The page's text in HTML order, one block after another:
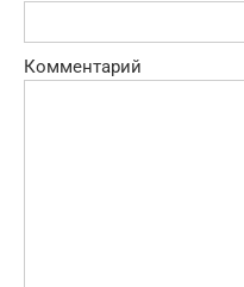
Комментарий